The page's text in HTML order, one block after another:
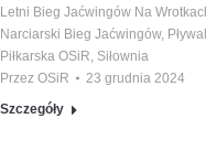
Letni Bieg Jaćwingów Na
Narciarski Bieg Jaćwingów,
Piłkarska OSiR, Siłownia
Przez OSiR
23 grudnia 2024
Szczegóły